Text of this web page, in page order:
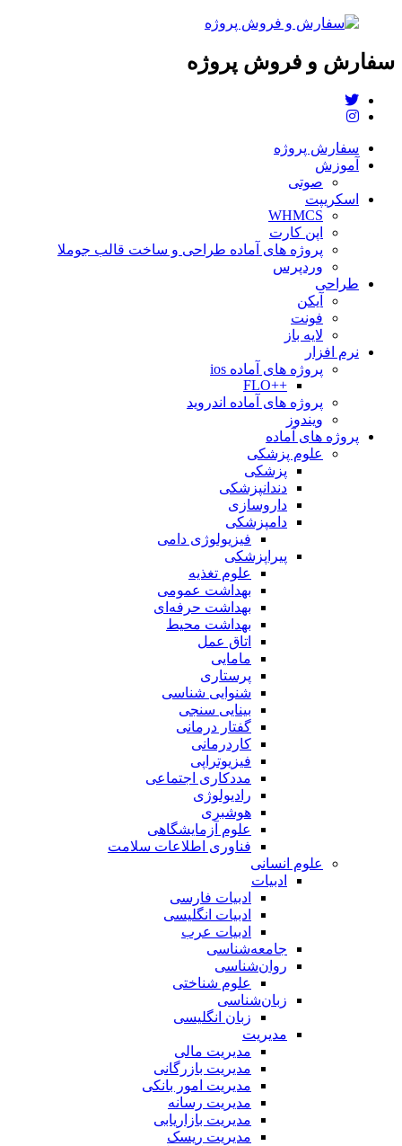
سفارش و فروش پروژه
سفارش پروژه
آموزش
صوتی
اسکریپت
WHMCS
اپن کارت
پروژه های آماده طراحی و ساخت قالب جوملا
وردپرس
طراحی
آیکن
فونت
لایه باز
نرم افزار
پروژه های آماده ios
++FLO
پروژه های آماده اندروید
ویندوز
پروژه های آماده
علوم پزشکی
پزشکی
دندانپزشکی
داروسازی
دامپزشکی
فیزیولوژی دامی
پیراپزشکی
علوم تغذیه
بهداشت عمومی
بهداشت حرفه‌ای
بهداشت محیط
اتاق عمل
مامایی
پرستاری
شنوایی شناسی
بینایی سنجی
گفتار درمانی
کاردرمانی
فیزیوتراپی
مددکاری اجتماعی
رادیولوژی
هوشبری
علوم آزمایشگاهی
فناوری اطلاعات سلامت
علوم انسانی
ادبیات
ادبیات فارسی
ادبیات انگلیسی
ادبیات عرب
جامعه‌شناسی
روان‌شناسی
علوم شناختی
زبان‌شناسی
زبان انگلیسی
مدیریت
مدیریت مالی
مدیریت بازرگانی
مدیریت امور بانکی
مدیریت رسانه
مدیریت بازاریابی
مدیریت ریسک